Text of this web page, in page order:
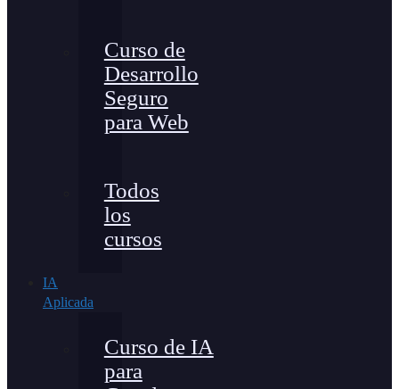
Curso de
Desarrollo
Seguro
para Web
Todos
los
cursos
IA
Aplicada
Curso de IA
para